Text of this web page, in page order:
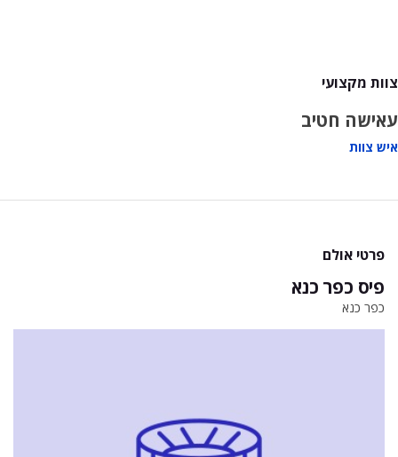
צוות מקצועי
עאישה חטיב
איש צוות
פרטי אולם
פיס כפר כנא
כפר כנא